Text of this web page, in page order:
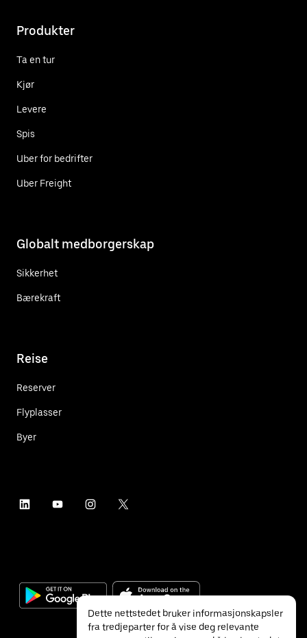
Produkter
Ta en tur
Kjør
Levere
Spis
Uber for bedrifter
Uber Freight
Globalt medborgerskap
Sikkerhet
Bærekraft
Reise
Reserver
Flyplasser
Byer
Dette nettstedet bruker informasjonskapsler
fra tredjeparter for å vise deg relevante